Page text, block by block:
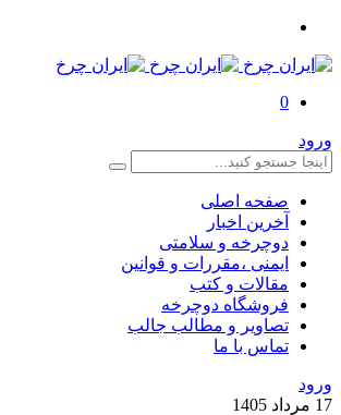
0
ورود
صفحه اصلی
آخرین اخبار
دوچرخه و سلامتی
ایمنی ،مقررات و قوانین
مقالات و کتب
فروشگاه دوچرخه
تصاویر و مطالب جالب
تماس با ما
ورود
17 مرداد 1405